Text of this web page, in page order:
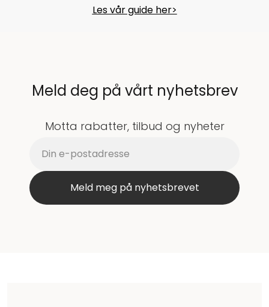
Les vår guide her>
Meld deg på vårt nyhetsbrev
Motta rabatter, tilbud og nyheter